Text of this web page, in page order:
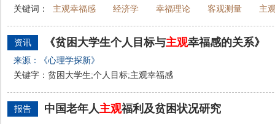
关键词：
主观幸福感 经济学 幸福理论 客观测量 主
资讯 《贫困大学生个人目标与主观幸福感的关系》
来源：《心理学探新》
关键字：贫困大学生;个人目标;主观幸福感
报告 中国老年人主观福利及贫困状况研究